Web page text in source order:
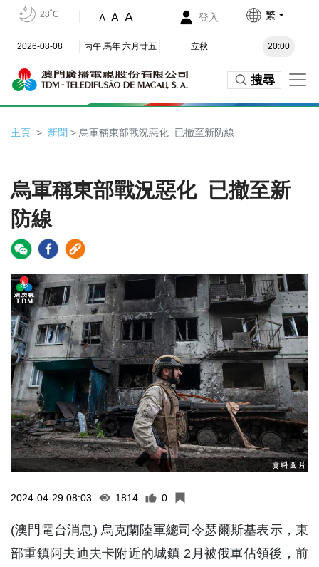
28˚C A A A 登入 繁
2026-08-08 丙午 馬年 六月廿五 立秋 20:00
搜尋
主頁 新聞 > 烏軍稱東部戰況惡化 已撤至新防線
烏軍稱東部戰況惡化 已撤至新
防線
2024-04-29 08:03 1814 0
(澳門電台消息) 烏克蘭陸軍總司令瑟爾斯基表示，東
部重鎮阿夫迪夫卡附近的城鎮 2月被俄軍佔領後，前